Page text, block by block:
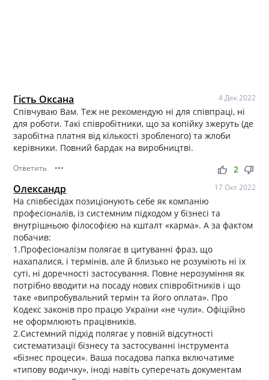
Гість Оксана 4 Дек 2022
Співчуваю Вам. Теж не рекомендую ні для співпраці, ні
для роботи. Такі співробітники, що за копійку зжеруть (де
заробітна платня від кількості зробленого) та жлоби
керівники. Повний бардак на виробництві.
Ответить ••• thumb_up thumb_down
2
Олександр 17 Окт 2022
На співбесідах позиціонують себе як компанію
професіоналів, із системним підходом у бізнесі та
внутрішньою філософією на кшталт «карма». А за фактом
побачив:
1.Професіоналізм полягає в цитуванні фраз, що
нахапалися, і термінів, але й близько не розуміють ні їх
суті, ні доречності застосування. Повне нерозуміння як
потрібно вводити на посаду нових співробітників і що
таке «випробувальний термін та його оплата». Про
Кодекс законів про працю України «не чули». Офіційно
не оформлюють працівників.
2.Системний підхід полягає у повній відсутності
систематизації бізнесу та застосуванні інструмента
«бізнес процеси». Ваша посадова папка включатиме
«типову водичку», іноді навіть суперечать документам